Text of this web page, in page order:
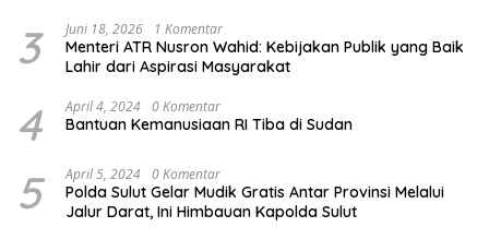
3 Juni 18, 2026 1 Komentar
Menteri ATR Nusron Wahid: Kebijakan Publik yang Baik
Lahir dari Aspirasi Masyarakat
4 April 4, 2024 0 Komentar
Bantuan Kemanusiaan RI Tiba di Sudan
5 April 5, 2024 0 Komentar
Polda Sulut Gelar Mudik Gratis Antar Provinsi Melalui
Jalur Darat, Ini Himbauan Kapolda Sulut